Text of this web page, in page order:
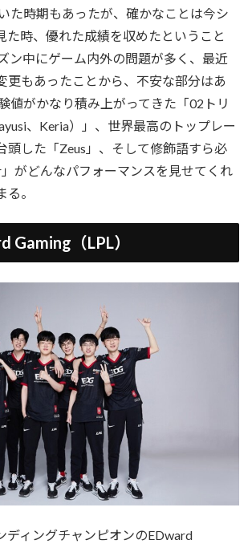
た時期もあったが、確かなことは今シ
た時、優れた成績を収めたということ
ン中にゲーム内外の問題が多く、最近
更もあったことから、不安な部分はあ
値がかなり積み上がってきた「02トリ
、Keria）」、世界最高のトップレー
頭した「Zeus」、そして修飾語すら必
がどんなパフォーマンスを見せてくれ
。
Gaming（LPL）
ディングチャンピオンのEDward